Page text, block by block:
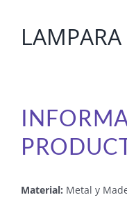
Material: Metal y